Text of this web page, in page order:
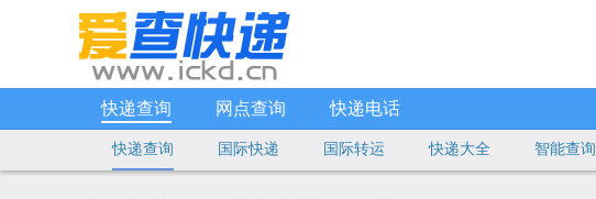
快递查询 网点查询 快递电话
快递查询 国际快递 国际转运 快递大全 智能查询